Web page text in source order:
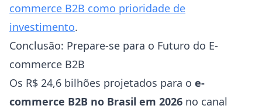
commerce B2B como prioridade de
investimento.
Conclusão: Prepare-se para o Futuro do E-
commerce B2B
Os R$ 24,6 bilhões projetados para o e-
commerce B2B no Brasil em 2026 no canal